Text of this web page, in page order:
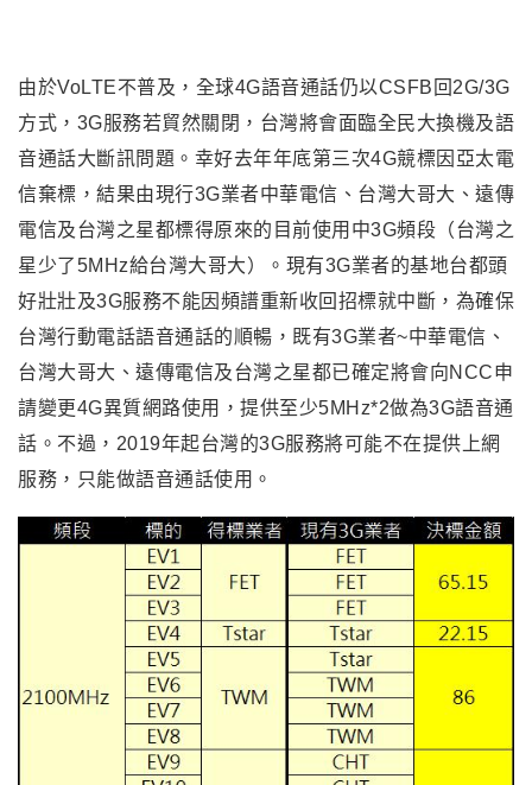
由於VoLTE不普及，全球4G語音通話仍以CSFB回2G/3G
方式，3G服務若貿然關閉，台灣將會面臨全民大換機及語
音通話大斷訊問題。幸好去年年底第三次4G競標因亞太電
信棄標，結果由現行3G業者中華電信、台灣大哥大、遠傳
電信及台灣之星都標得原來的目前使用中3G頻段（台灣之
星少了5MHz給台灣大哥大）。現有3G業者的基地台都頭
好壯壯及3G服務不能因頻譜重新收回招標就中斷，為確保
台灣行動電話語音通話的順暢，既有3G業者~中華電信、
台灣大哥大、遠傳電信及台灣之星都已確定將會向NCC申
請變更4G異質網路使用，提供至少5MHz*2做為3G語音通
話。不過，2019年起台灣的3G服務將可能不在提供上網
服務，只能做語音通話使用。